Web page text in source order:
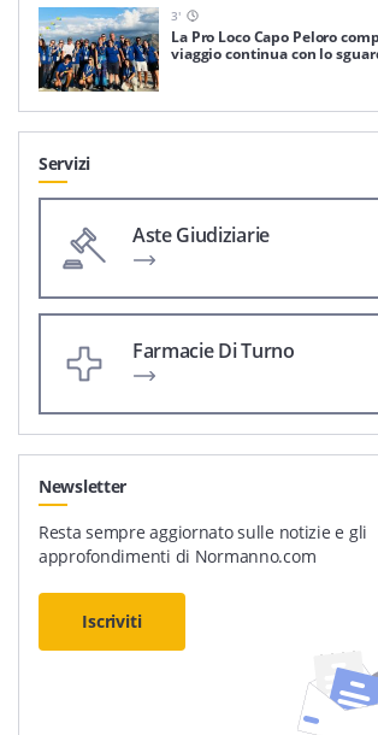
3'
La Pro Loco Capo Peloro
viaggio continua con lo
Servizi
Aste Giudiziarie
Farmacie Di Turno
Newsletter
Resta sempre aggiornato sulle notizie e gli
approfondimenti di Normanno.com
Iscriviti